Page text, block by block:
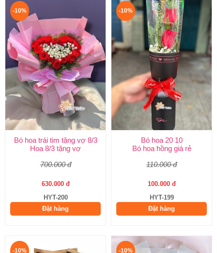
-10%
Bó hoa trái tim tặng vợ 8/3
Hoa 8/3 tặng vợ
700.000 đ
630.000 đ
HYT-200
Đặt hàng
-10%
Bó hoa 20 10
Bó hoa hồng giá rẻ
110.000 đ
100.000 đ
HYT-199
Đặt hàng
-10% -10%